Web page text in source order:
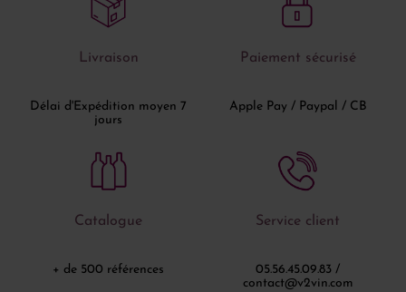
Livraison
Délai d'Expédition moyen 7
jours
Paiement sécurisé
Apple Pay / Paypal / CB
Catalogue
+ de 500 références
Service client
05.56.45.09.83 /
contact@v2vin.com